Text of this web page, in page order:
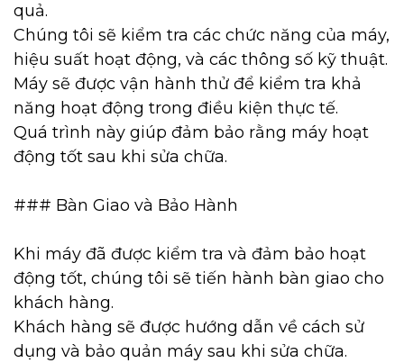
quả.
Chúng tôi sẽ kiểm tra các chức năng của máy,
hiệu suất hoạt động, và các thông số kỹ thuật.
Máy sẽ được vận hành thử để kiểm tra khả
năng hoạt động trong điều kiện thực tế.
Quá trình này giúp đảm bảo rằng máy hoạt
động tốt sau khi sửa chữa.
### Bàn Giao và Bảo Hành
Khi máy đã được kiểm tra và đảm bảo hoạt
động tốt, chúng tôi sẽ tiến hành bàn giao cho
khách hàng.
Khách hàng sẽ được hướng dẫn về cách sử
dụng và bảo quản máy sau khi sửa chữa.